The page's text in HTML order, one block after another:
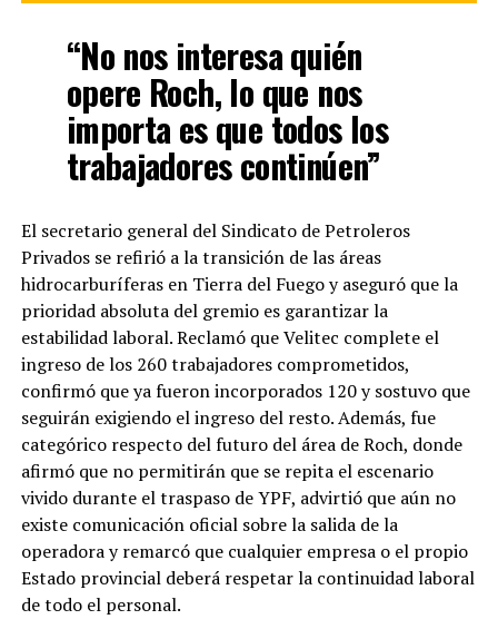
“No nos interesa quién
opere Roch, lo que nos
importa es que todos los
trabajadores continúen”
El secretario general del Sindicato de Petroleros
Privados se refirió a la transición de las áreas
hidrocarburíferas en Tierra del Fuego y aseguró que la
prioridad absoluta del gremio es garantizar la
estabilidad laboral. Reclamó que Velitec complete el
ingreso de los 260 trabajadores comprometidos,
confirmó que ya fueron incorporados 120 y sostuvo que
seguirán exigiendo el ingreso del resto. Además, fue
categórico respecto del futuro del área de Roch, donde
afirmó que no permitirán que se repita el escenario
vivido durante el traspaso de YPF, advirtió que aún no
existe comunicación oficial sobre la salida de la
operadora y remarcó que cualquier empresa o el propio
Estado provincial deberá respetar la continuidad laboral
de todo el personal.